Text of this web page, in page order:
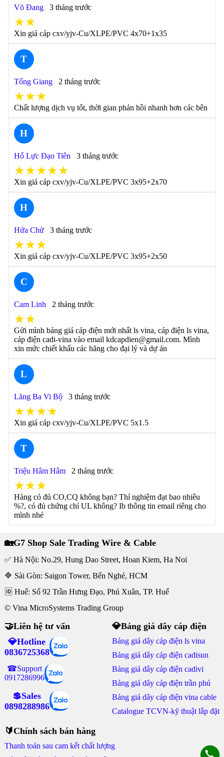
Võ Đang 3 tháng trước
★★
Xin giá cáp cxv/yjv-Cu/XLPE/PVC 4x70+1x35
T
Tống Giang 2 tháng trước
★★★
Chất lượng dịch vụ tốt, thời gian phản hồi nhanh hơn các bên
H
Hổ Lực Đạo Tiên 3 tháng trước
★★★★★
Xin giá cáp cxv/yjv-Cu/XLPE/PVC 3x95+2x70
H
Hứa Chử 3 tháng trước
★★★
Xin giá cáp cxv/yjv-Cu/XLPE/PVC 3x95+2x50
C
Cam Linh 2 tháng trước
★★
Gửi mình bảng giá cáp điện mới nhất ls vina, cáp điện ls vina,
cáp điện cadi-vina vào email kdcapdien@gmail.com. Mình
xin mức chiết khấu các hãng cho đại lý và dự án
L
Lăng Ba Vi Bộ 3 tháng trước
★★★★
Xin giá cáp cxv/yjv-Cu/XLPE/PVC 5x1.5
T
Triệu Hâm Hâm 2 tháng trước
★★★
Hàng có đủ CO,CQ không bạn? Thí nghiệm đạt bao nhiêu
%?, có đủ chứng chỉ UL không? Ib thông tin email riêng cho
mình nhé
🏡G7 Shop Sale Trading Wire & Cable
✅ Hà Nội: No.29, Hung Dao Street, Hoan Kiem, Ha Noi
🔷 Sài Gòn: Saigon Tower, Bến Nghé, HCM
🆔 Huế: Số 92 Trần Hưng Đạo, Phú Xuân, TP. Huế
© Vina MicroSystems Trading Group
🤝Liên hệ tư vấn
💎Hotline
0836725368
☎Support
0917286996
💲Sales
0898288986
💎Bảng giá dây cáp điện
Bảng giá dây cáp điện ls vina
Bảng giá dây cáp điện cadisun
Bảng giá dây cáp điện cadivi
Bảng giá dây cáp điện trần phú
Bảng giá dây cáp điện vina cable
Catalogue TCVN-kỹ thuật lắp đặt
🔰Chính sách bán hàng
Thanh toán sau cam kết chất lượng